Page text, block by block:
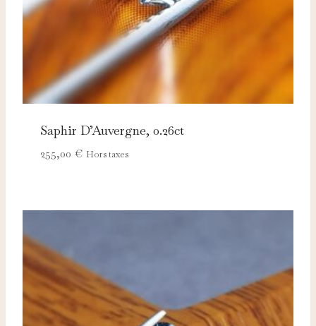
Saphir D’Auvergne, 0.26ct
255,00 € Hors taxes
Analytics
Ces cookies nous permettent de mesurer l'audience et
d'améliorer nos contenus (Google Analytics, Matomo…).
Marketing
Ces cookies servent à vous proposer des publicités
adaptées à vos centres d'intérêt.